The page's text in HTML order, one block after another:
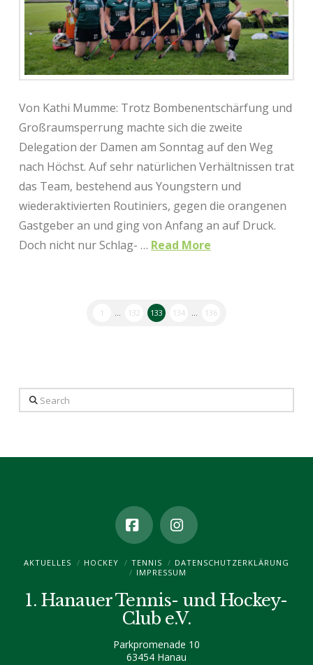
Von Kathi Mumme: Trotz Bombenentschärfung und
Großraumsperrung machte sich die zweite
Delegation der Damen am Sonntag auf den Weg
nach Höchst. Auf sehr natürlichen Verhältnissen trat
das Team, bestehend aus Youngstern und
wiederaktivierten Routiniers, gegen die orangenen
Gastgeber an und ging von Anfang an auf Druck.
Doch nicht nur Schlag- … Read More
1 ... 132 133 134 ... 136
Search
FacebookInstagram
AKTUELLES HOCKEY TENNIS
DATENSCHUTZ­ERKLÄRUNG
IMPRESSUM
1. Hanauer Tennis- und Hockey-
Club e.V.
Parkpromenade 10
63454 Hanau